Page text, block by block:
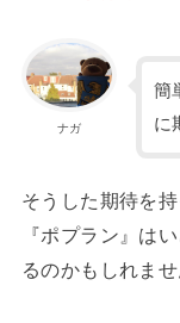
ナガ
簡
に
そうした期待を
『ポプラン』は
るのかもしれませ